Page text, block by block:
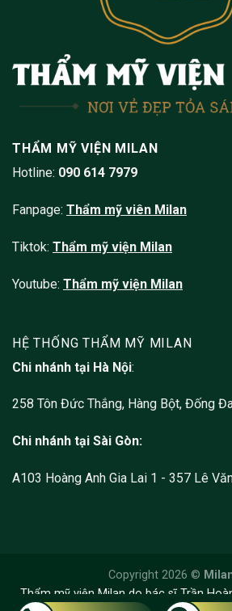
THẨM MỸ VIỆN MILAN
Hotline: 090 614 7979
Fanpage: Thẩm mỹ viên Milan
Tiktok: Thẩm mỹ viện Milan
Youtube: Thẩm mỹ viện Milan
HỆ THỐNG THẨM MỸ MILAN
Chi nhánh tại Hà Nội:
258 Tôn Đức Thắng, Hàng Bột, Đống
Chi nhánh tại Sài Gòn:
A103 Hoàng Anh Gia Lai 1 - 357 Lê
Copyright 2026 ©
Thẩm mỹ viện Milan do bác sĩ Trần